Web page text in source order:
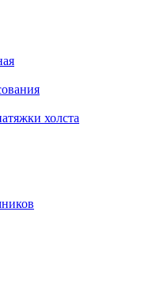
холста